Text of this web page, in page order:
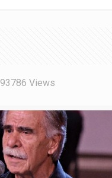
93786 Views